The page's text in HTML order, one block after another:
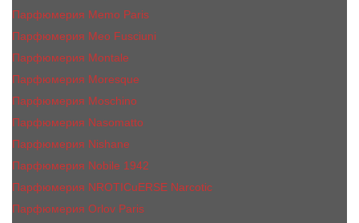
Парфюмерия Memo Paris
Парфюмерия Meo Fusciuni
Парфюмерия Montale
Парфюмерия Moresque
Парфюмерия Moschino
Парфюмерия Nasomatto
Парфюмерия Nishane
Парфюмерия Nobile 1942
Парфюмерия NROTICuERSE Narcotic
Парфюмерия Orlov Paris